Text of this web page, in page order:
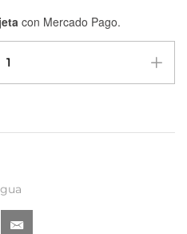
con Mercado Pago.